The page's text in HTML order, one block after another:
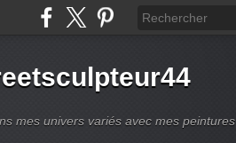
mes univers variés avec mes peintures